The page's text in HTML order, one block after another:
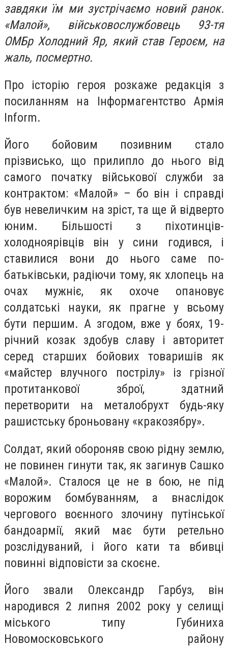
завдяки їм ми зустрічаємо новий ранок.
«Малой», військовослужбовець 93-тя
ОМБр Холодний Яр, який став Героєм, на
жаль, посмертно.
Про історію героя розкаже редакція з
посиланням на Інформагентство Армія
Inform.
Його бойовим позивним стало
прізвисько, що прилипло до нього від
самого початку військової служби за
контрактом: «Малой» – бо він і справді
був невеличким на зріст, та ще й відверто
юним. Більшості з піхотинців-
холодноярівців він у сини годився, і
ставилися вони до нього саме по-
батьківськи, радіючи тому, як хлопець на
очах мужніє, як охоче опановує
солдатські науки, як прагне у всьому
бути першим. А згодом, вже у боях, 19-
річний козак здобув славу і авторитет
серед старших бойових товаришів як
«майстер влучного пострілу» із грізної
протитанкової зброї, здатний
перетворити на металобрухт будь-яку
рашистську броньовану «кракозябру».
Солдат, який обороняв свою рідну землю,
не повинен гинути так, як загинув Сашко
«Малой». Сталося це не в бою, не під
ворожим бомбуванням, а внаслідок
чергового воєнного злочину путінської
бандоармії, який має бути ретельно
розслідуваний, і його кати та вбивці
повинні відповісти за скоєне.
Його звали Олександр Гарбуз, він
народився 2 липня 2002 року у селищі
міського типу Губиниха
Новомосковського району